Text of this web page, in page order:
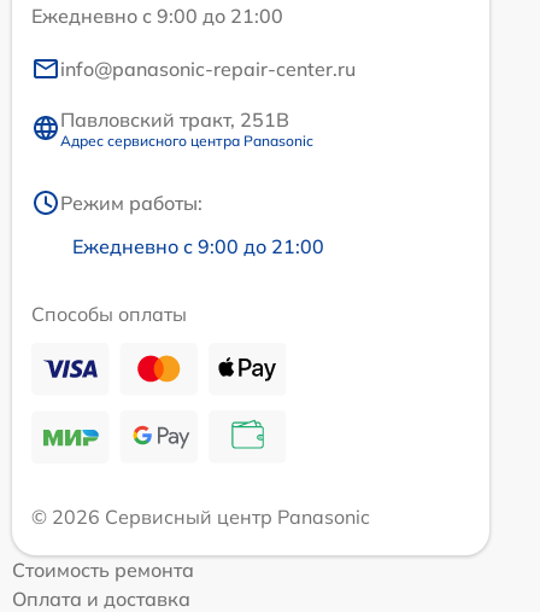
Ежедневно с 9:00 до 21:00
info@panasonic-repair-center.ru
Павловский тракт, 251В
Адрес сервисного центра Panasonic
Режим работы:
Ежедневно с 9:00 до 21:00
Способы оплаты
© 2026 Сервисный центр Panasonic
Стоимость ремонта
Оплата и доставка